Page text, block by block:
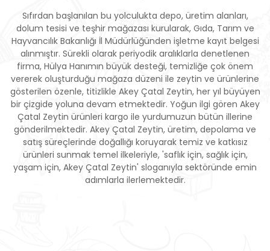
Sıfırdan başlanılan bu yolculukta depo, üretim alanları,
dolum tesisi ve teşhir mağazası kurularak, Gıda, Tarım ve
Hayvancılık Bakanlığı İl Müdürlüğünden işletme kayıt belgesi
alınmıştır. Sürekli olarak periyodik aralıklarla denetlenen
firma, Hülya Hanımın büyük desteği, temizliğe çok önem
vererek oluşturduğu mağaza düzeni ile zeytin ve ürünlerine
gösterilen özenle, titizlikle Akey Çatal Zeytin, her yıl büyüyen
bir çizgide yoluna devam etmektedir. Yoğun ilgi gören Akey
Çatal Zeytin ürünleri kargo ile yurdumuzun bütün illerine
gönderilmektedir. Akey Çatal Zeytin, üretim, depolama ve
satış süreçlerinde doğallığı koruyarak temiz ve katkısız
ürünleri sunmak temel ilkeleriyle, 'saflık için, sağlık için,
yaşam için, Akey Çatal Zeytin' sloganıyla sektöründe emin
adımlarla ilerlemektedir.